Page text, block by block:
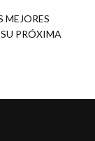
MEJORES
PRÓXIMA